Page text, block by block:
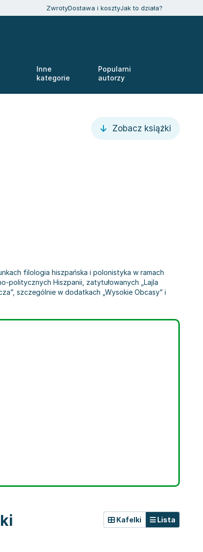
ZwrotyDostawa i kosztyJak to działa?
Inne
kategorie
Popularni
autorzy
Zobacz książki
filologia hiszpańska i polonistyka w ramach
politycznych Hiszpanii, zatytułowanych „Lajla
szczególnie w dodatkach „Wysokie Obcasy” i
Kafelki Lista